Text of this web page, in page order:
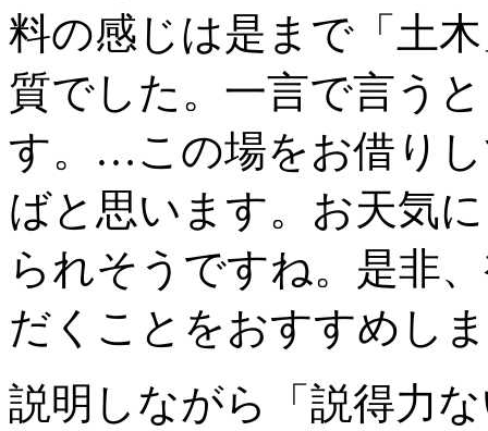
料の感じは是まで「土
質でした。一言で言う
す。…この場をお借り
ばと思います。お天気
られそうですね。是非
だくことをおすすめし
説明しながら「説得力